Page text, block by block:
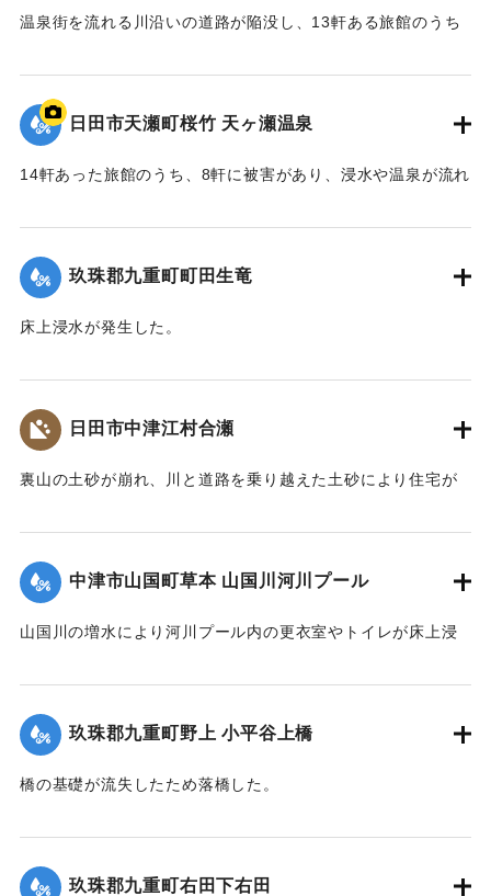
温泉街を流れる川沿いの道路が陥没し、13軒ある旅館のうち
2020/7/6｜固有コード:
日田市天瀬町桜竹 天ヶ瀬温泉
14軒あった旅館のうち、8軒に被害があり、浸水や温泉が流れ
た。
｜固有コード:01215073
玖珠郡九重町町田生竜
床上浸水が発生した。
2020/7/6｜固有コード:01215069
日田市中津江村合瀬
裏山の土砂が崩れ、川と道路を乗り越えた土砂により住宅が
中津市山国町草本 山国川河川プール
山国川の増水により河川プール内の更衣室やトイレが床上浸
害が出た。
2020/7/6｜固有コード:01215071
玖珠郡九重町野上 小平谷上橋
橋の基礎が流失したため落橋した。
2020/7/6｜固有コード:01215072
玖珠郡九重町右田下右田